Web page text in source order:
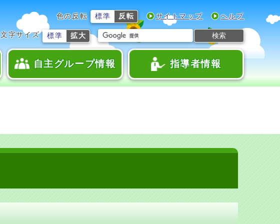
色の反転 標準 反転 サイトマップ ヘルプ
文字サイズ 標準 拡大 検索
自主グループ情報 指導者情報